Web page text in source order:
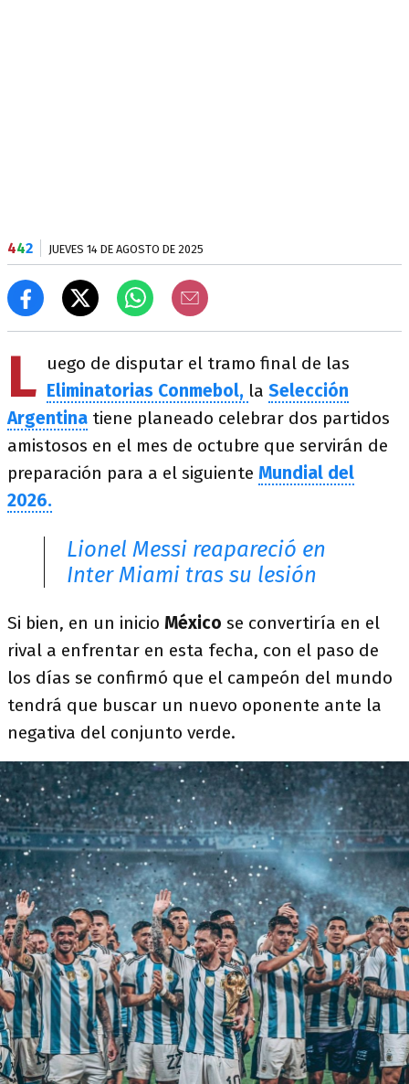
442 JUEVES 14 DE AGOSTO DE 2025
L uego de disputar el tramo final de las
Eliminatorias Conmebol, la Selección
Argentina tiene planeado celebrar dos partidos
amistosos en el mes de octubre que servirán de
preparación para a el siguiente Mundial del
2026.
Lionel Messi reapareció en
Inter Miami tras su lesión
Si bien, en un inicio México se convertiría en el
rival a enfrentar en esta fecha, con el paso de
los días se confirmó que el campeón del mundo
tendrá que buscar un nuevo oponente ante la
negativa del conjunto verde.